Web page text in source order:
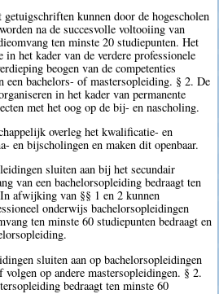
getuigschriften kunnen door de hogescholen
na de succesvolle voltooiing van
ten minste 20 studiepunten. Het
het kader van de verdere professionele
beogen van de competenties
een bachelors- of mastersopleiding. § 2. De
in het kader van permanente
met het oog op de bij- en nascholing.
overleg het kwalificatie- en
en bijscholingen en maken dit openbaar.
sluiten aan bij het secundair
van een bachelorsopleiding bedraagt ten
afwijking van §§ 1 en 2 kunnen
onderwijs bachelorsopleidingen
ten minste 60 studiepunten bedraagt en
sluiten aan op bachelorsopleidingen
op andere mastersopleidingen. § 2.
bedraagt ten minste 60